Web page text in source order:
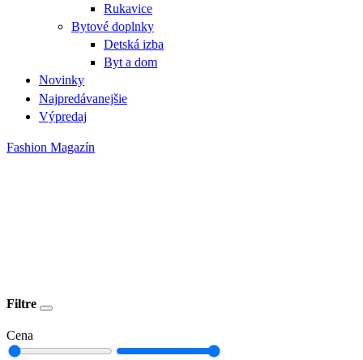
Rukavice
Bytové doplnky
Detská izba
Byt a dom
Novinky
Najpredávanejšie
Výpredaj
Fashion Magazín
Filtre
Cena